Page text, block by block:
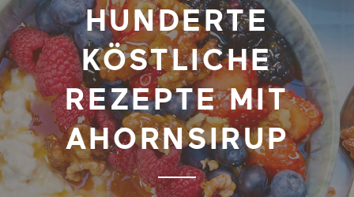
HUNDERTE
KÖSTLICHE
REZEPTE MIT
AHORNSIRUP